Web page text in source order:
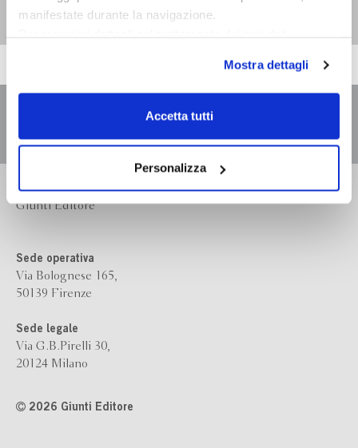
manifestate durante la navigazione.
scelte privacy sui cookie, ti invitiamo a prendere visione
dell’informativa cookie.
Chiudendo il banner tramite la “X” prosegui la
dei soli cookie tecnici. Selezionando “Accetta tutti” presti
il tuo consenso alla profilazione che potrai revocare in
ogni momentoRevoca
Mostra dettagli
Accetta tutti
Personalizza
Bompiani è un marchio
Giunti Editore
Sede operativa
Via Bolognese 165,
50139 Firenze
Sede legale
Via G.B.Pirelli 30,
20124 Milano
2026 Giunti Editore